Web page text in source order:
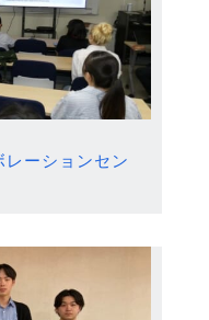
ーションセン